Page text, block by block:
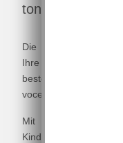
tonArt Kids - die
Die Gründung gleich
Ihre Initialzündung
besten A-capella
voces8.
Mit ihren
Kindern aus Nassau